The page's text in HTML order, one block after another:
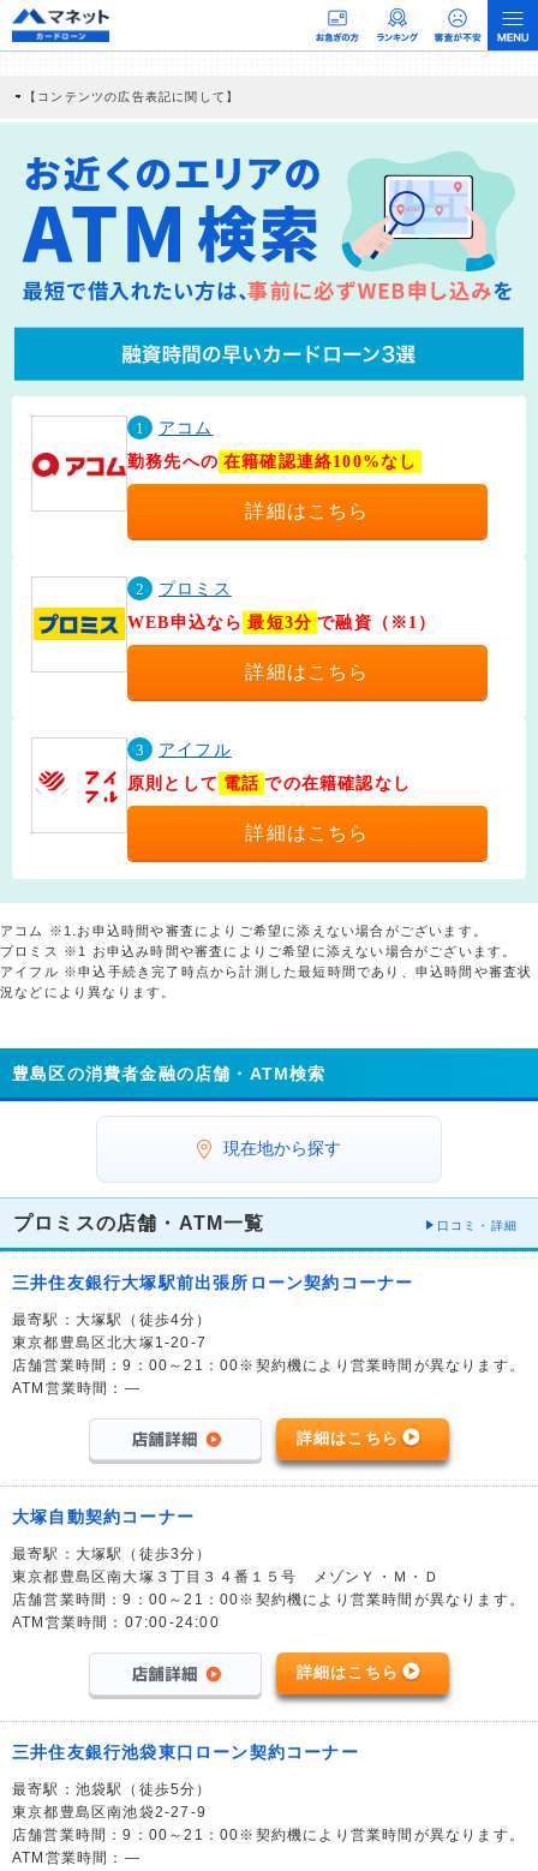
【コンテンツの広告表記に関して】
社に対して企業から紹介報酬が支払われるという収益モデルです。 ただし、特定の
商品を根拠なくPRするものではなく、当編集部の調査／ユーザーへの口コミ収集な
どに基づき、公平性を担保した情報提供を行っています。
>提携企業一覧
1
アコム
勤務先への 在籍確認連絡100%なし
詳細はこちら
2
プロミス
WEB申込なら 最短3分 で融資（※1）
詳細はこちら
3
アイフル
原則として 電話 での在籍確認なし
詳細はこちら
アコム ※1.お申込時間や審査によりご希望に添えない場合がございます。
プロミス ※1 お申込み時間や審査によりご希望に添えない場合がございます。
アイフル ※申込手続き完了時点から計測した最短時間であり、申込時間や審査状
況などにより異なります。
豊島区の消費者金融の店舗・ATM検索
現在地から探す
プロミスの店舗・ATM一覧 口コミ・詳細
三井住友銀行大塚駅前出張所ローン契約コーナー
最寄駅：大塚駅（徒歩4分）
東京都豊島区北大塚1-20-7
店舗営業時間：9：00～21：00※契約機により営業時間が異なります。
ATM営業時間：―
詳細はこちら
大塚自動契約コーナー
最寄駅：大塚駅（徒歩3分）
東京都豊島区南大塚３丁目３４番１５号 メゾンＹ・Ｍ・Ｄ
店舗営業時間：9：00～21：00※契約機により営業時間が異なります。
ATM営業時間：07:00-24:00
詳細はこちら
三井住友銀行池袋東口ローン契約コーナー
最寄駅：池袋駅（徒歩5分）
東京都豊島区南池袋2-27-9
店舗営業時間：9：00～21：00※契約機により営業時間が異なります。
ATM営業時間：―